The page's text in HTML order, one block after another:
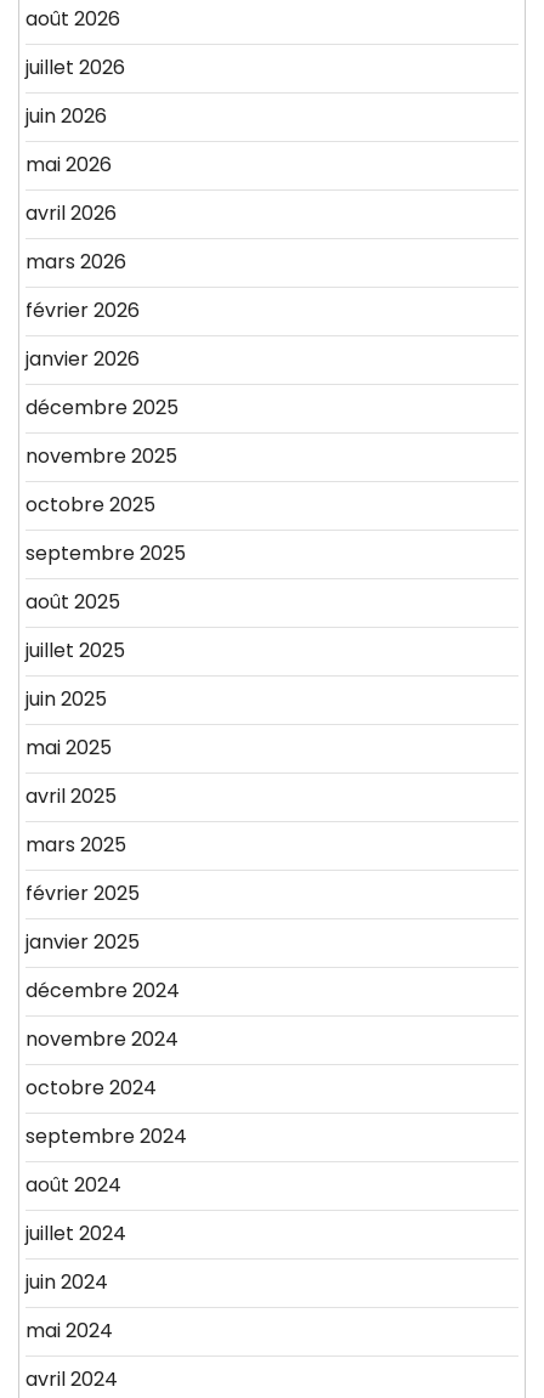
août 2026
juillet 2026
juin 2026
mai 2026
avril 2026
mars 2026
février 2026
janvier 2026
décembre 2025
novembre 2025
octobre 2025
septembre 2025
août 2025
juillet 2025
juin 2025
mai 2025
avril 2025
mars 2025
février 2025
janvier 2025
décembre 2024
novembre 2024
octobre 2024
septembre 2024
août 2024
juillet 2024
juin 2024
mai 2024
avril 2024